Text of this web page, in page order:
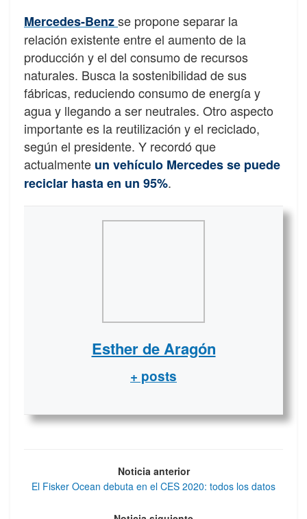
Mercedes-Benzse propone separar la
relación existente entre el aumento de la
producción y el del consumo de recursos
naturales. Busca la sostenibilidad de sus
fábricas, reduciendo consumo de energía y
agua y llegando a ser neutrales. Otro aspecto
importante es la reutilización y el reciclado,
según el presidente. Y recordó que
actualmente un vehículo Mercedes se puede
reciclar hasta en un 95%.
Esther de Aragón
+ posts
Noticia anterior
El Fisker Ocean debuta en el CES 2020: todos los datos